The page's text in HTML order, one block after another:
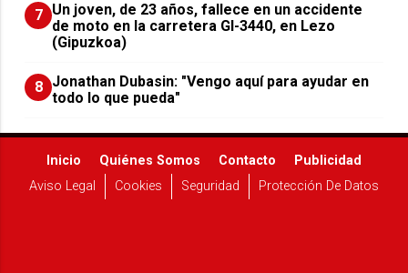
7 Un joven, de 23 años, fallece en un accidente
de moto en la carretera GI-3440, en Lezo
(Gipuzkoa)
8 Jonathan Dubasin: "Vengo aquí para ayudar en
todo lo que pueda"
Inicio Quiénes Somos Contacto
Publicidad
Aviso Legal
Cookies Seguridad Protección De Datos